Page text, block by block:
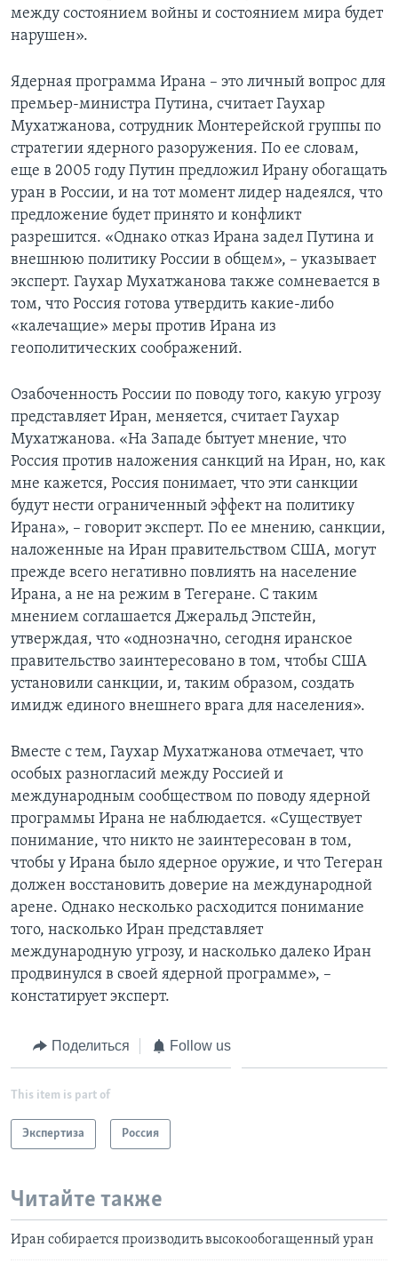
между состоянием войны и состоянием мира будет
нарушен».
Ядерная программа Ирана – это личный вопрос для
премьер-министра Путина, считает Гаухар
Мухатжанова, сотрудник Монтерейской группы по
стратегии ядерного разоружения. По ее словам,
еще в 2005 году Путин предложил Ирану обогащать
уран в России, и на тот момент лидер надеялся, что
предложение будет принято и конфликт
разрешится. «Однако отказ Ирана задел Путина и
внешнюю политику России в общем», – указывает
эксперт. Гаухар Мухатжанова также сомневается в
том, что Россия готова утвердить какие-либо
«калечащие» меры против Ирана из
геополитических соображений.
Озабоченность России по поводу того, какую угрозу
представляет Иран, меняется, считает Гаухар
Мухатжанова. «На Западе бытует мнение, что
Россия против наложения санкций на Иран, но, как
мне кажется, Россия понимает, что эти санкции
будут нести ограниченный эффект на политику
Ирана», – говорит эксперт. По ее мнению, санкции,
наложенные на Иран правительством США, могут
прежде всего негативно повлиять на население
Ирана, а не на режим в Тегеране. С таким
мнением соглашается Джеральд Эпстейн,
утверждая, что «однозначно, сегодня иранское
правительство заинтересовано в том, чтобы США
установили санкции, и, таким образом, создать
имидж единого внешнего врага для населения».
Вместе с тем, Гаухар Мухатжанова отмечает, что
особых разногласий между Россией и
международным сообществом по поводу ядерной
программы Ирана не наблюдается. «Существует
понимание, что никто не заинтересован в том,
чтобы у Ирана было ядерное оружие, и что Тегеран
должен восстановить доверие на международной
арене. Однако несколько расходится понимание
того, насколько Иран представляет
международную угрозу, и насколько далеко Иран
продвинулся в своей ядерной программе», –
констатирует эксперт.
Поделиться Follow us
This item is part of
Экспертиза Россия
Читайте также
Иран собирается производить высокообогащенный уран